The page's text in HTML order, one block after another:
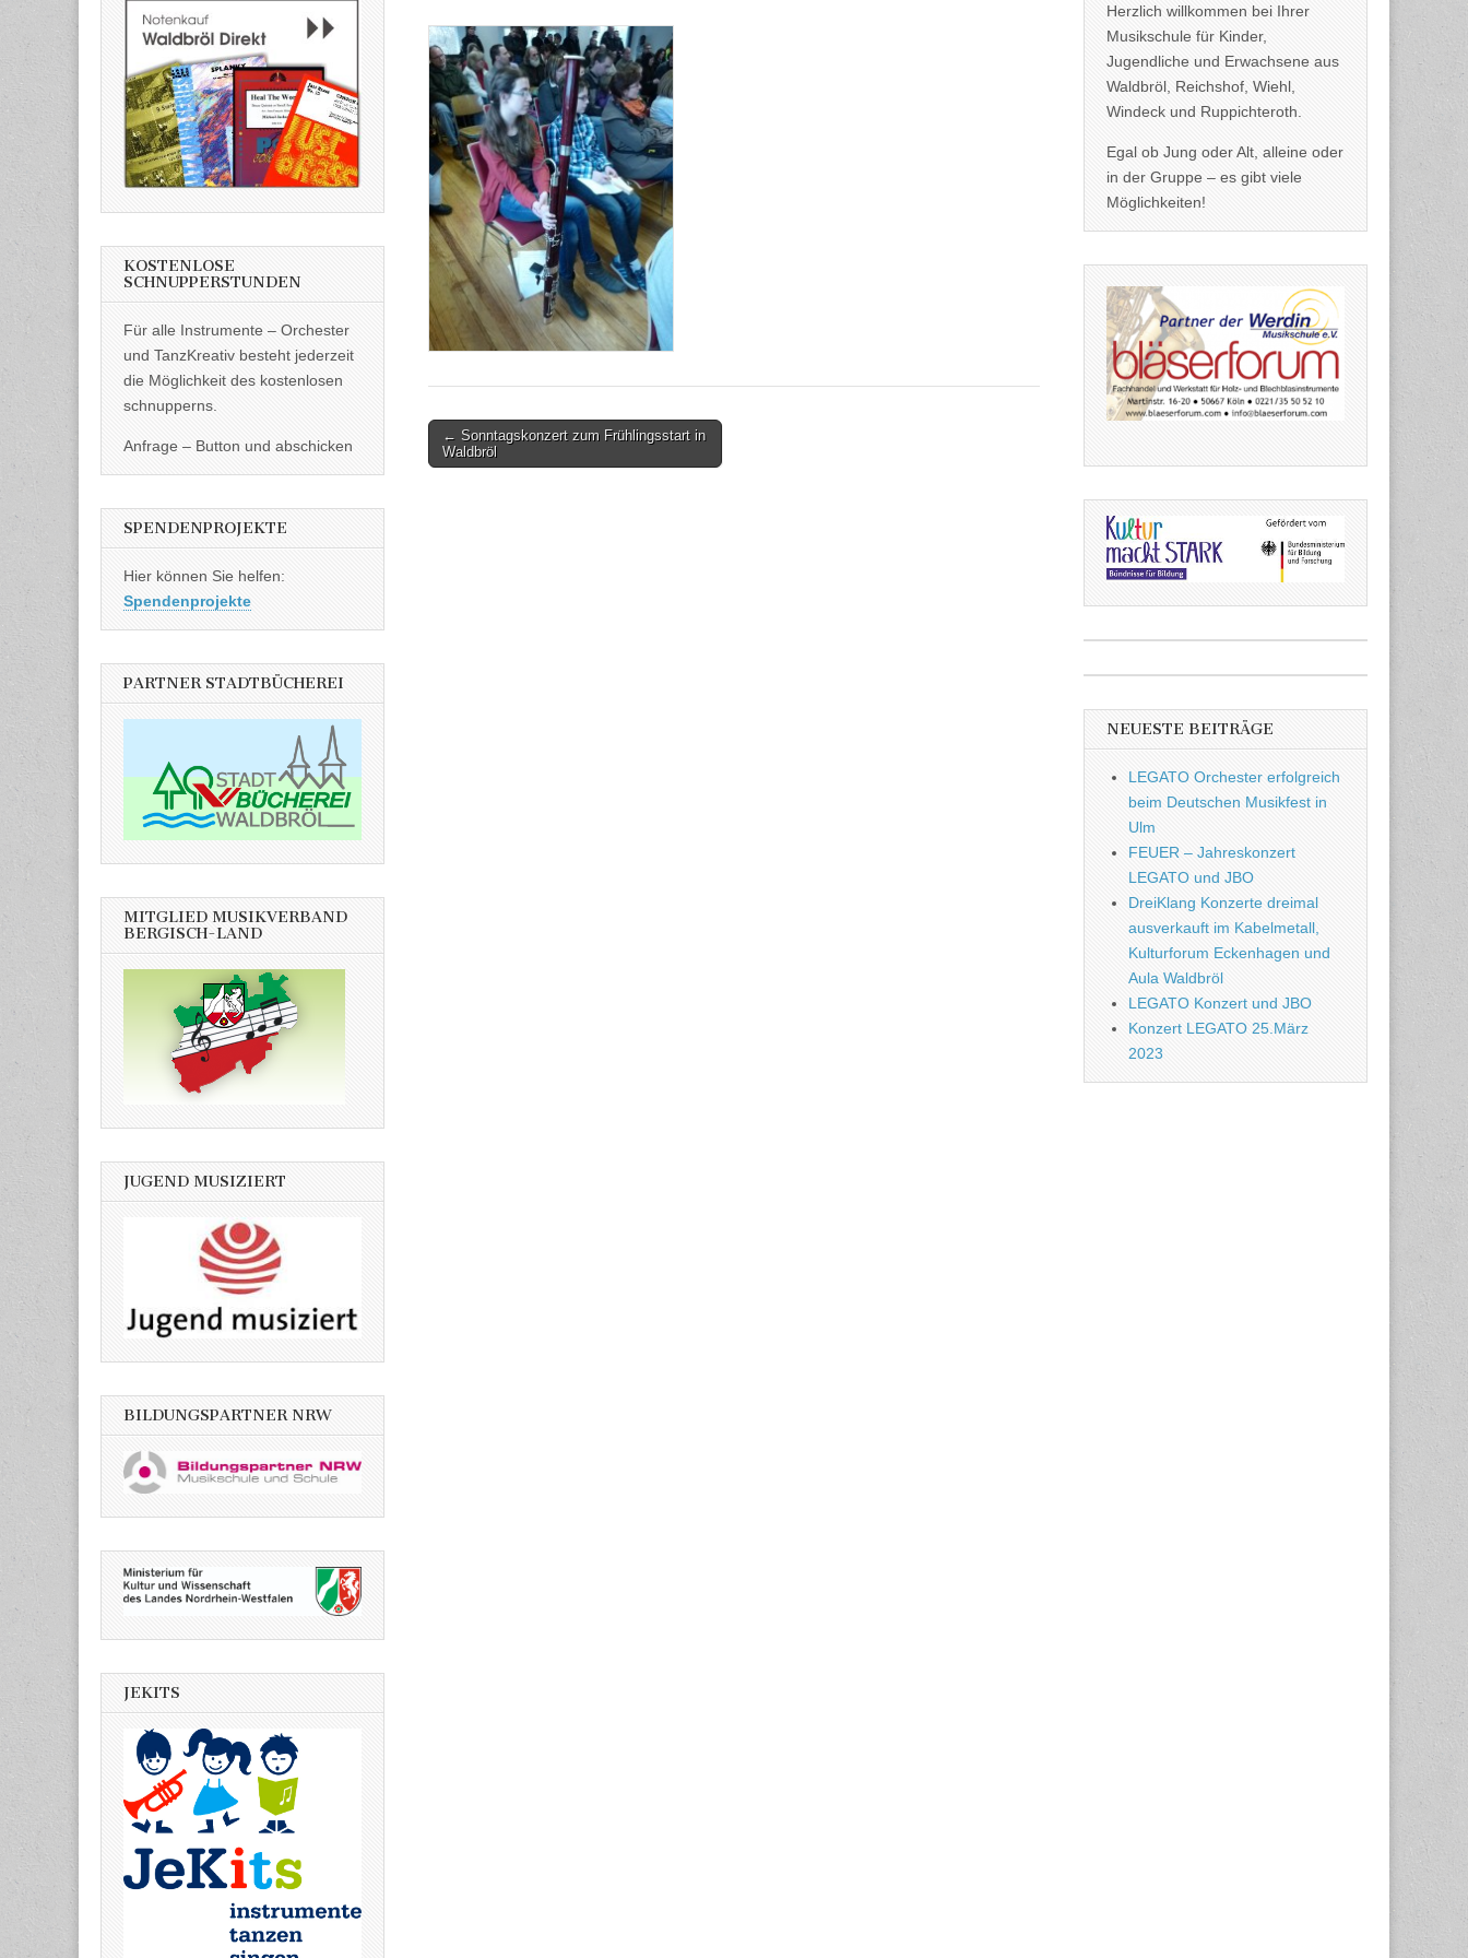
Post
navigation
← Sonntagskonzert zum Frühlingsstart in
Waldbröl
KOSTENLOSE
SCHNUPPERSTUNDEN
Für alle Instrumente – Orchester
und TanzKreativ besteht jederzeit
die Möglichkeit des kostenlosen
schnupperns.
Anfrage – Button und abschicken
SPENDENPROJEKTE
Hier können Sie helfen:
Spendenprojekte
PARTNER STADTBÜCHEREI
MITGLIED MUSIKVERBAND
BERGISCH-LAND
JUGEND MUSIZIERT
BILDUNGSPARTNER NRW
JEKITS
Herzlich willkommen bei Ihrer
Musikschule für Kinder,
Jugendliche und Erwachsene aus
Waldbröl, Reichshof, Wiehl,
Windeck und Ruppichteroth.
Egal ob Jung oder Alt, alleine oder
in der Gruppe – es gibt viele
Möglichkeiten!
NEUESTE BEITRÄGE
LEGATO Orchester erfolgreich
beim Deutschen Musikfest in
Ulm
FEUER – Jahreskonzert
LEGATO und JBO
DreiKlang Konzerte dreimal
ausverkauft im Kabelmetall,
Kulturforum Eckenhagen und
Aula Waldbröl
LEGATO Konzert und JBO
Konzert LEGATO 25.März
2023